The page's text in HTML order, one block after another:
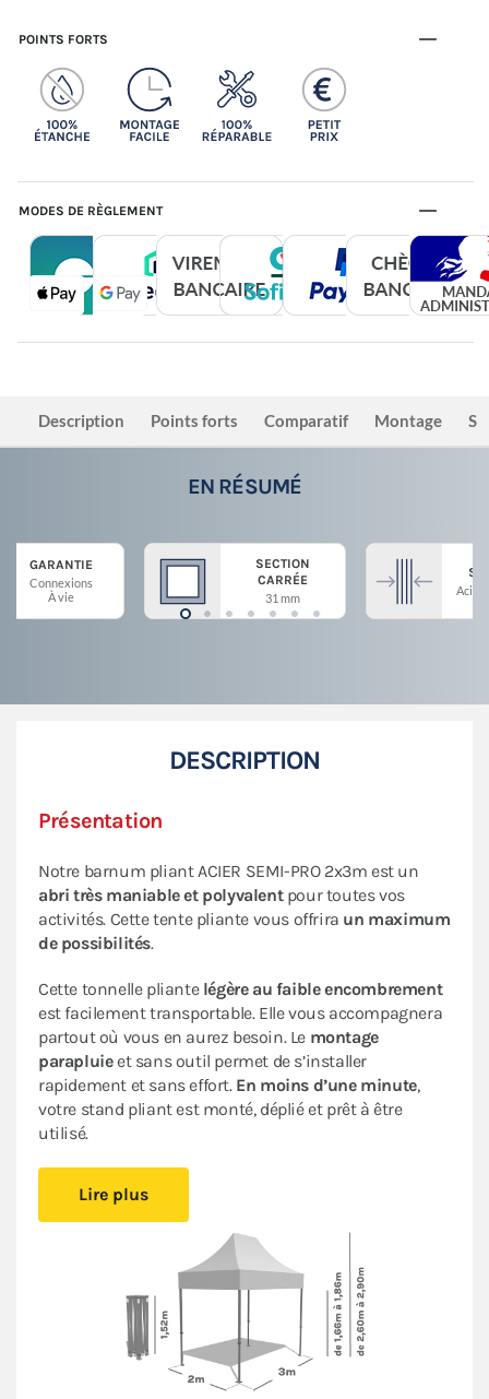
POINTS FORTS
MODES DE RÈGLEMENT
Description Points forts Comparatif Montage
EN RÉSUMÉ
GARANTIE
Connexions
À vie
SECTION
CARRÉE
31 mm
Acier
DESCRIPTION
Présentation
Notre barnum pliant ACIER SEMI-PRO 2x3m est un
abri très maniable et polyvalentpour toutes vos
activités. Cette tente pliante vous offrira un maximum
de possibilités.
Cette tonnelle pliante légère au faible encombrement
est facilement transportable. Elle vous accompagnera
partout où vous en aurez besoin. Le montage
parapluieet sans outil permet de s’installer
rapidement et sans effort. En moins d’une minute,
votre stand pliant est monté, déplié et prêt à être
utilisé.
320gr/m² est renforcée au niveau des angles. Elle est
complètement étanche
. L’armature en acier dotée
d’une peinture antirouille garantit sa durabilité pour
utilisation occasionnelle à régulière
Ce stand pliant est polyvalent à un tarif très
abordable pour les particuliers et les professionnels
, composé de 2 murs avec fenêtre, 1
Lire plus